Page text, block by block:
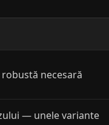
necesară
— unele variante